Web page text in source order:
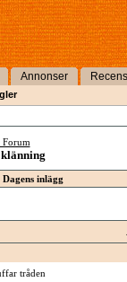
Annonser
Forum
Dagens inlägg
tråden